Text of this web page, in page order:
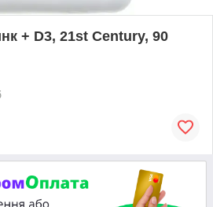
+ D3, 21st Century, 90